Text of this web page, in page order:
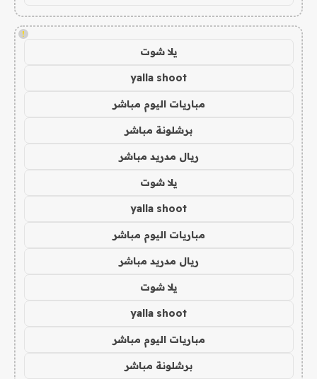
!
يلا شوت
yalla shoot
مباريات اليوم مباشر
برشلونة مباشر
ريال مدريد مباشر
يلا شوت
yalla shoot
مباريات اليوم مباشر
ريال مدريد مباشر
يلا شوت
yalla shoot
مباريات اليوم مباشر
برشلونة مباشر